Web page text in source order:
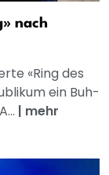
nach
«Ring des
ein Buh-
| mehr